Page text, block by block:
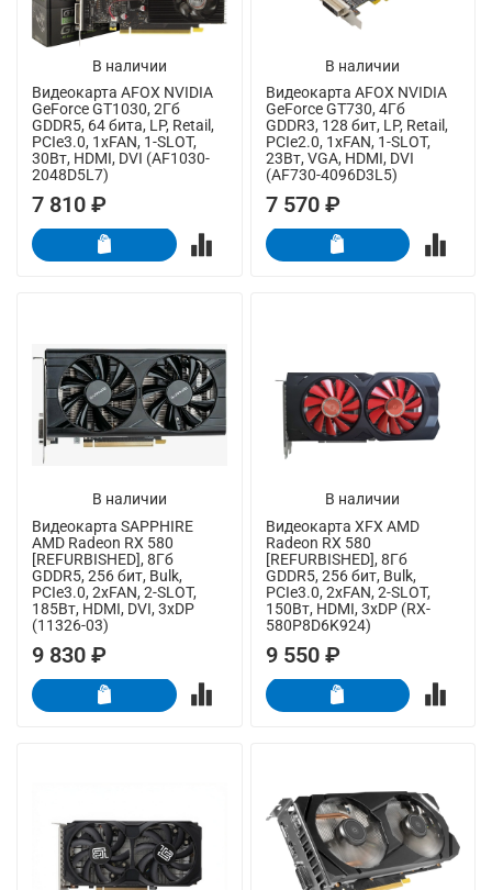
В наличии
Видеокарта AFOX NVIDIA
GeForce GT1030, 2Гб
GDDR5, 64 бита, LP, Retail,
PCIe3.0, 1xFAN, 1-SLOT,
30Вт, HDMI, DVI (AF1030-
2048D5L7)
7 810 ₽
В наличии
Видеокарта AFOX NVIDIA
GeForce GT730, 4Гб
GDDR3, 128 бит, LP, Retail,
PCIe2.0, 1xFAN, 1-SLOT,
23Вт, VGA, HDMI, DVI
(AF730-4096D3L5)
7 570 ₽
В наличии
Видеокарта SAPPHIRE
AMD Radeon RX 580
[REFURBISHED], 8Гб
GDDR5, 256 бит, Bulk,
PCIe3.0, 2xFAN, 2-SLOT,
185Вт, HDMI, DVI, 3xDP
(11326-03)
9 830 ₽
В наличии
Видеокарта XFX AMD
Radeon RX 580
[REFURBISHED], 8Гб
GDDR5, 256 бит, Bulk,
PCIe3.0, 2xFAN, 2-SLOT,
150Вт, HDMI, 3xDP (RX-
580P8D6K924)
9 550 ₽